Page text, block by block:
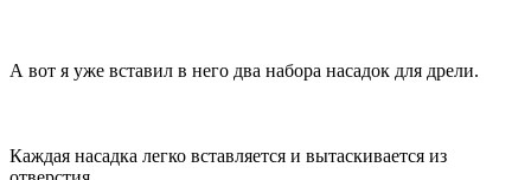
А вот я уже вставил в него два набора насадок для дрели.
Каждая насадка легко вставляется и вытаскивается из